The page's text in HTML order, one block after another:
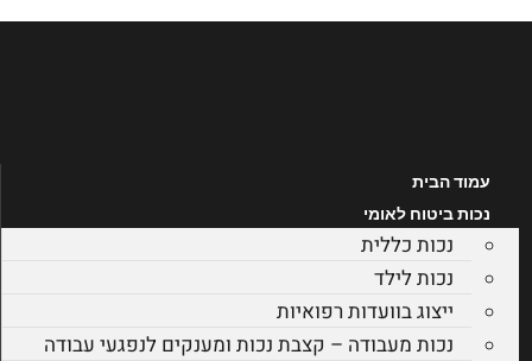
עמוד הבית
נכות ביטוח לאומי
נכות כללית
נכות לילד
ייצוג בוועדות רפואיות
נכות מעבודה – קצבת נכות ומענקים לנפגעי עבודה